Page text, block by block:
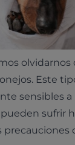
olvidarnos
Este
sensibles a
sufrir
precauciones